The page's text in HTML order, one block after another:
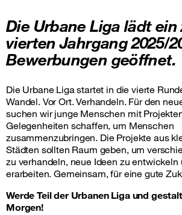
Die Urbane Liga lädt ein
vierten Jahrgang 2025/
Bewerbungen geöffnet.
Die Urbane Liga startet in die vierte
Wandel. Vor Ort. Verhandeln. Für den
suchen wir junge Menschen mit
Gelegenheiten schaffen, um Menschen
zusammenzubringen. Die Projekte aus
Städten sollten Raum geben, um
zu verhandeln, neue Ideen zu entwickeln
erarbeiten. Gemeinsam, für eine gute
Werde Teil der Urbanen Liga und
Morgen!